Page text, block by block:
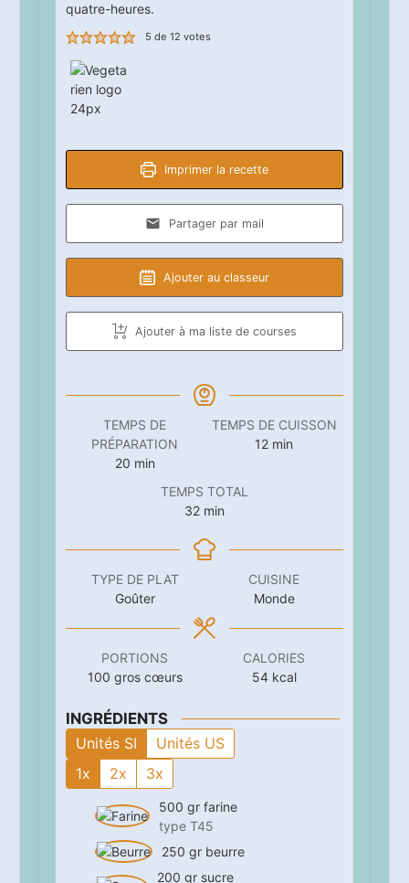
quatre-heures.
5 de 12 votes
Imprimer la recette
Partager par mail
Ajouter au classeur
Ajouter à ma liste de courses
TEMPS DE
PRÉPARATION
20minutes
min
TEMPS DE CUISSON
12minutes
min
TEMPS TOTAL
32minutes
min
TYPE DE PLAT
Goûter
CUISINE
Monde
PORTIONS
100 gros cœurs
CALORIES
54 kcal
INGRÉDIENTS
Unités SI
Unités US
1x
2x 3x
500 gr farine
type T45
250 gr beurre
200 gr sucre